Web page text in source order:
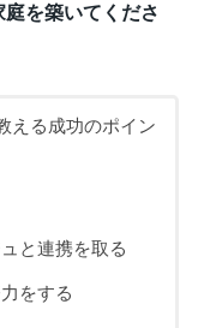
を築いてくださ
える成功のポイン
と連携を取る
をする